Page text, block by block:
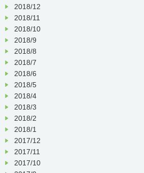
2018/12
2018/11
2018/10
2018/9
2018/8
2018/7
2018/6
2018/5
2018/4
2018/3
2018/2
2018/1
2017/12
2017/11
2017/10